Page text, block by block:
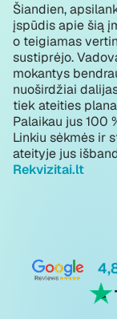
Šiandien,
įspūdis apie šią
o teigiamas
sustiprėjo.
mokantys
nuoširdžiai
tiek ateities
Palaikau jus 100
Linkiu sėkmės ir
ateityje jus
Rekvizitai.lt